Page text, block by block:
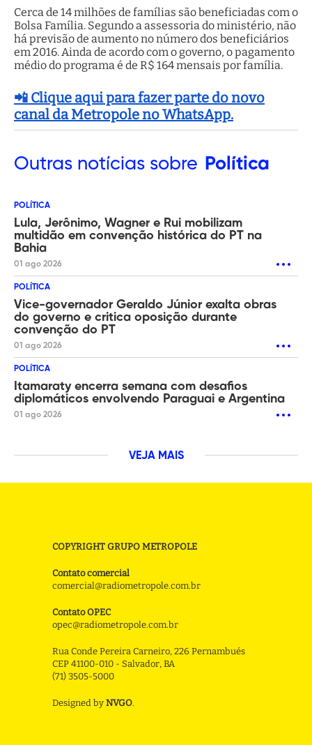
Cerca de 14 milhões de famílias são beneficiadas com o
Bolsa Família. Segundo a assessoria do ministério, não
há previsão de aumento no número dos beneficiários
em 2016. Ainda de acordo com o governo, o pagamento
médio do programa é de R$ 164 mensais por família.
📲 Clique aqui para fazer parte do novo
canal da Metropole no WhatsApp.
Outras notícias sobre Política
POLÍTICA
Lula, Jerônimo, Wagner e Rui mobilizam
multidão em convenção histórica do PT na
Bahia
01 ago 2026
POLÍTICA
Vice-governador Geraldo Júnior exalta obras
do governo e critica oposição durante
convenção do PT
01 ago 2026
POLÍTICA
Itamaraty encerra semana com desafios
diplomáticos envolvendo Paraguai e Argentina
01 ago 2026
VEJA MAIS
COPYRIGHT GRUPO METROPOLE
Contato comercial
comercial@radiometropole.com.br
Contato OPEC
opec@radiometropole.com.br
Rua Conde Pereira Carneiro, 226 Pernambués
CEP 41100-010 - Salvador, BA
(71) 3505-5000
Designed by NVGO.